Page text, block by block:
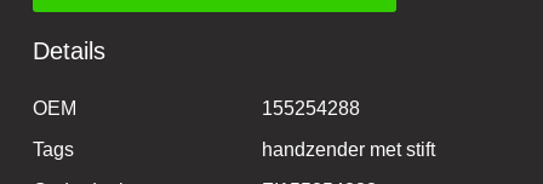
Details
OEM
155254288
Tags
handzender met stift